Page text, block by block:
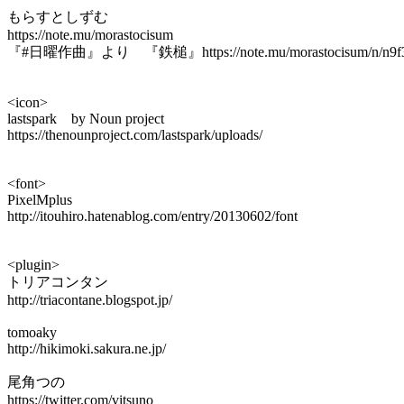
もらすとしずむ
https://note.mu/morastocisum
『#日曜作曲』より 『鉄槌』https://note.mu/morastocisum/n/
<icon>
lastspark by Noun project
https://thenounproject.com/lastspark/uploads/
<font>
PixelMplus
http://itouhiro.hatenablog.com/entry/20130602/font
<plugin>
トリアコンタン
http://triacontane.blogspot.jp/
tomoaky
http://hikimoki.sakura.ne.jp/
尾角つの
https://twitter.com/vitsuno